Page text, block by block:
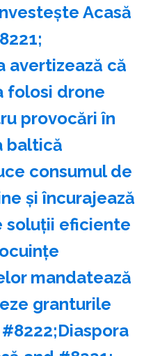
Acasă
avertizează că
folosi drone
provocări în
baltică
consumul de
şi încurajează
soluţii eficiente
mandatează
granturile